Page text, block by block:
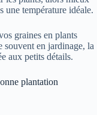
une température idéale.
graines en plants
souvent en jardinage, la
aux petits détails.
plantation